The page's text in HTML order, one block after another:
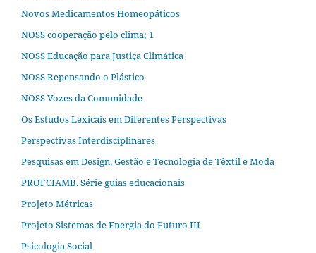
Novos Medicamentos Homeopáticos
NOSS cooperação pelo clima; 1
NOSS Educação para Justiça Climática
NOSS Repensando o Plástico
NOSS Vozes da Comunidade
Os Estudos Lexicais em Diferentes Perspectivas
Perspectivas Interdisciplinares
Pesquisas em Design, Gestão e Tecnologia de Têxtil e Moda
PROFCIAMB. Série guias educacionais
Projeto Métricas
Projeto Sistemas de Energia do Futuro III
Psicologia Social